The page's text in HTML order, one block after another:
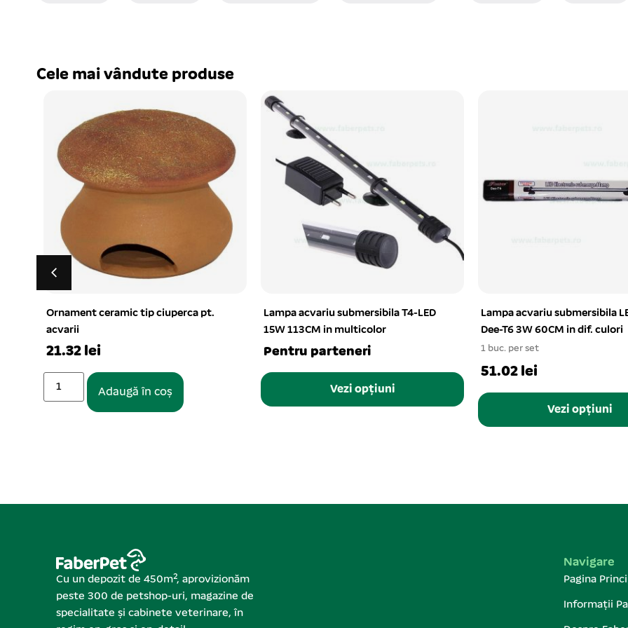
Cele mai vândute produse
Lampa acvariu submersibila T4-LED
15W 113CM in multicolor
Pentru parteneri
Vezi opțiuni
Lampa acvariu submersibila LED,
Dee-T6 3W 60CM in dif. culori
1 buc. per set
51.02 lei
Vezi opțiuni
Filtru burete cu teava dublu
2822
1 buc. per set
33.82 lei
Adaugă în coș
Cu un depozit de 450m², aprovizionăm
peste 300 de petshop-uri, magazine de
specialitate și cabinete veterinare, în
Navigare
Pagina
Informații